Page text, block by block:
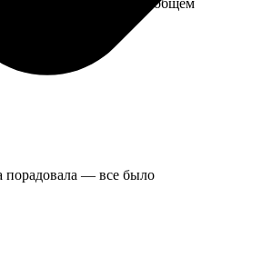
перекошен, но в общем
порадовала — все было